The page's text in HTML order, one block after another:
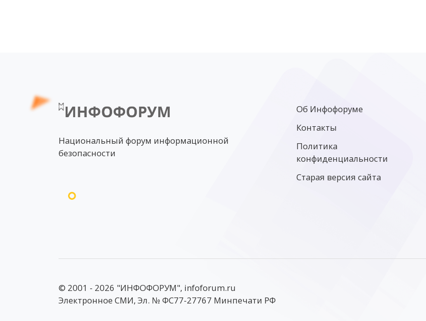
Национальный форум информационной
безопасности
Об Инфофоруме
Контакты
Политика
конфиденциальности
Старая версия сайта
© 2001 - 2026 "ИНФОФОРУМ", infoforum.ru
Электронное СМИ, Эл. № ФС77-27767 Минпечати РФ